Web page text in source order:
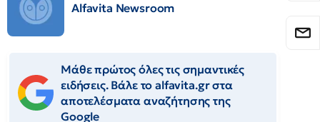
Alfavita Newsroom
Μάθε πρώτος όλες τις σημαντικές
ειδήσεις. Βάλε το alfavita.gr στα
αποτελέσματα αναζήτησης της
Google